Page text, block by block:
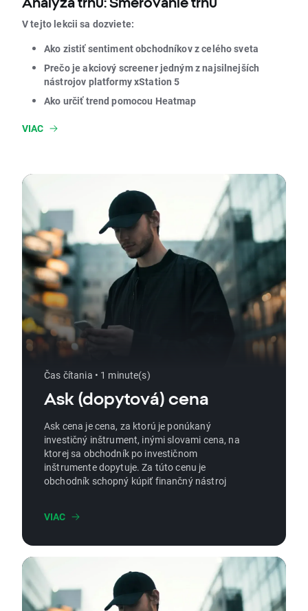
V tejto lekcii sa dozviete:
Ako zistiť sentiment obchodníkov z celého sveta
Prečo je akciový screener jedným z najsilnejších
nástrojov platformy xStation 5
Ako určiť trend pomocou Heatmap
VIAC
Čas čítania • 1 minute(s)
Ask (dopytová) cena
Ask cena je cena, za ktorú je ponúkaný
investičný inštrument, inými slovami cena, na
ktorej sa obchodník po investičnom
inštrumente dopytuje. Za túto cenu je
obchodník schopný kúpiť finančný nástroj
VIAC